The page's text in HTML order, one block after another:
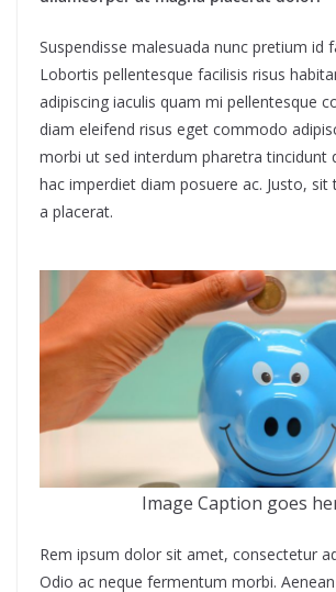
Suspendisse malesuada nunc pretium id
Lobortis pellentesque facilisis risus
adipiscing iaculis quam mi pellentesque
diam eleifend risus eget commodo
morbi ut sed interdum pharetra tincidunt
hac imperdiet diam posuere ac. Justo,
a placerat.
Image Caption goes
Rem ipsum dolor sit amet, consectetur
Odio ac neque fermentum morbi.